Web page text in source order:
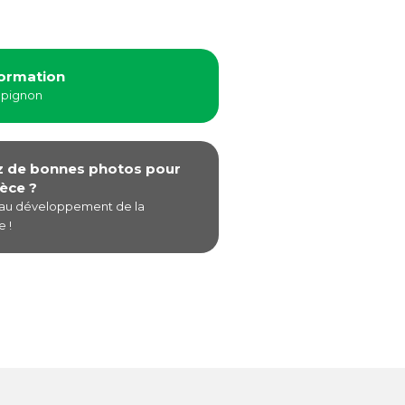
de bonnes photos pour
?
développement de la
!